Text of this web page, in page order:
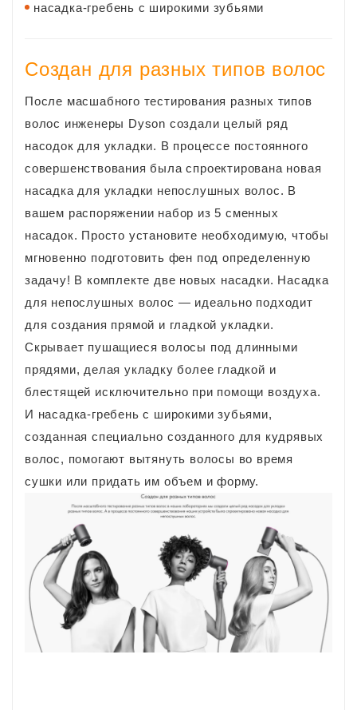
насадка-гребень с широкими зубьями
Создан для разных типов волос
После масшабного тестирования разных типов
волос инженеры Dyson создали целый ряд
насодок для укладки. В процессе постоянного
совершенствования была спроектирована новая
насадка для укладки непослушных волос. В
вашем распоряжении набор из 5 сменных
насадок. Просто установите необходимую, чтобы
мгновенно подготовить фен под определенную
задачу! В комплекте две новых насадки. Насадка
для непослушных волос — идеально подходит
для создания прямой и гладкой укладки.
Скрывает пушащиеся волосы под длинными
прядями, делая укладку более гладкой и
блестящей исключительно при помощи воздуха.
И насадка-гребень с широкими зубьями,
созданная специально созданного для кудрявых
волос, помогают вытянуть волосы во время
сушки или придать им объем и форму.